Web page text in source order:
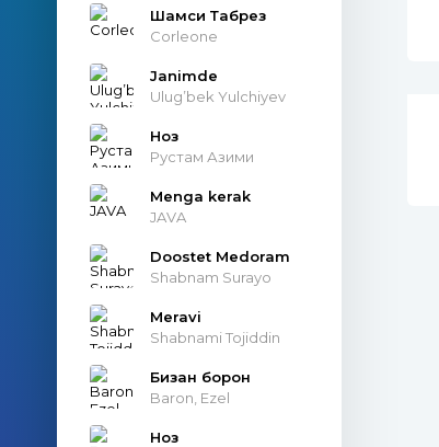
Шамси Табрез
Corleone
Janimde
Ulug’bek Yulchiyev
Ноз
Рустам Азими
Menga kerak
JAVA
Doostet Medoram
Shabnam Surayo
Meravi
Shabnami Tojiddin
Бизан борон
Baron, Ezel
Ноз